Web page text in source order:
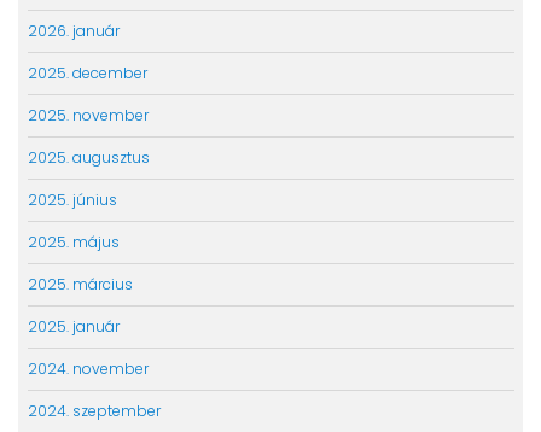
2026. január
2025. december
2025. november
2025. augusztus
2025. június
2025. május
2025. március
2025. január
2024. november
2024. szeptember